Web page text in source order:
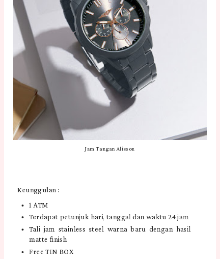
Jam Tangan Alisson
Keunggulan :
1 ATM
Terdapat petunjuk hari, tanggal dan waktu 24 jam
Tali jam stainless steel warna baru dengan hasil
matte finish
Free TIN BOX